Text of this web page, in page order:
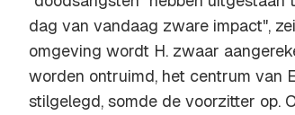
dag van vandaag zware impact",
omgeving wordt H. zwaar
worden ontruimd, het centrum van
stilgelegd, somde de voorzitter op.